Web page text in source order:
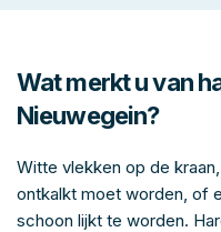
Wat merkt u van
Nieuwegein?
Witte vlekken op de
ontkalkt moet worden, of
schoon lijkt te worden.